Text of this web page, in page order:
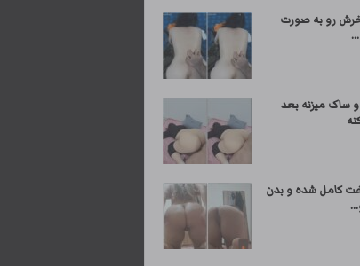
رو به صورت
ساک میزنه بعد
کامل شده و بدن